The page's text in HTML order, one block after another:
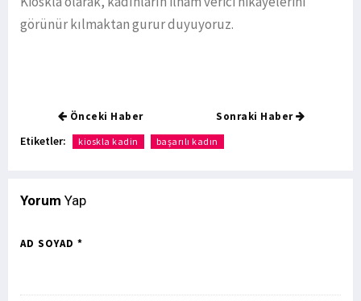
görünür kılmaktan gurur duyuyoruz.
Önceki Haber Sonraki Haber
Etiketler: kioskla kadin başarılı kadın
Yorum Yap
AD SOYAD *